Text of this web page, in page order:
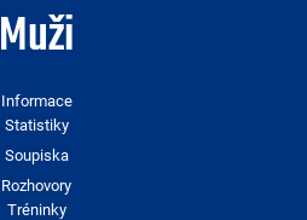
Muži
Informace
Statistiky
Soupiska
Rozhovory
Tréninky